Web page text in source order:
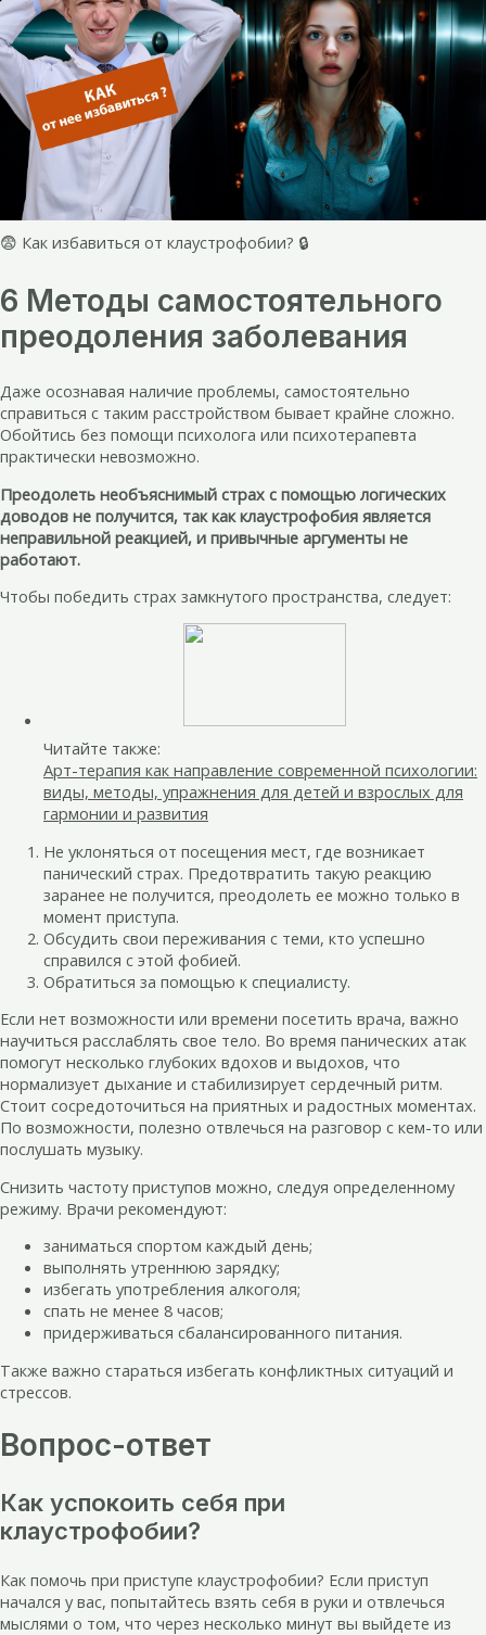
😨 Как избавиться от клаустрофобии? 🔒
6 Методы самостоятельного
преодоления заболевания
Даже осознавая наличие проблемы, самостоятельно
справиться с таким расстройством бывает крайне сложно.
Обойтись без помощи психолога или психотерапевта
практически невозможно.
Преодолеть необъяснимый страх с помощью логических
доводов не получится, так как клаустрофобия является
неправильной реакцией, и привычные аргументы не
работают.
Чтобы победить страх замкнутого пространства, следует:
Читайте также:
Арт-терапия как направление современной психологии:
виды, методы, упражнения для детей и взрослых для
гармонии и развития
Не уклоняться от посещения мест, где возникает
панический страх. Предотвратить такую реакцию
заранее не получится, преодолеть ее можно только в
момент приступа.
Обсудить свои переживания с теми, кто успешно
справился с этой фобией.
Обратиться за помощью к специалисту.
Если нет возможности или времени посетить врача, важно
научиться расслаблять свое тело. Во время панических атак
помогут несколько глубоких вдохов и выдохов, что
нормализует дыхание и стабилизирует сердечный ритм.
Стоит сосредоточиться на приятных и радостных моментах.
По возможности, полезно отвлечься на разговор с кем-то или
послушать музыку.
Снизить частоту приступов можно, следуя определенному
режиму. Врачи рекомендуют:
заниматься спортом каждый день;
выполнять утреннюю зарядку;
избегать употребления алкоголя;
спать не менее 8 часов;
придерживаться сбалансированного питания.
Также важно стараться избегать конфликтных ситуаций и
стрессов.
Вопрос-ответ
Как успокоить себя при
клаустрофобии?
Как помочь при приступе клаустрофобии? Если приступ
начался у вас, попытайтесь взять себя в руки и отвлечься
мыслями о том, что через несколько минут вы выйдете из